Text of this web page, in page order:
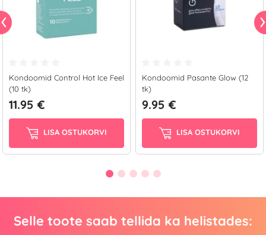
Kondoomid Control Hot Ice Feel
(10 tk)
11.95 €
LISA OSTUKORVI
Kondoomid Pasante Glow (12
tk)
9.95 €
LISA OSTUKORVI
Selle toote saab tellida ka helistades: